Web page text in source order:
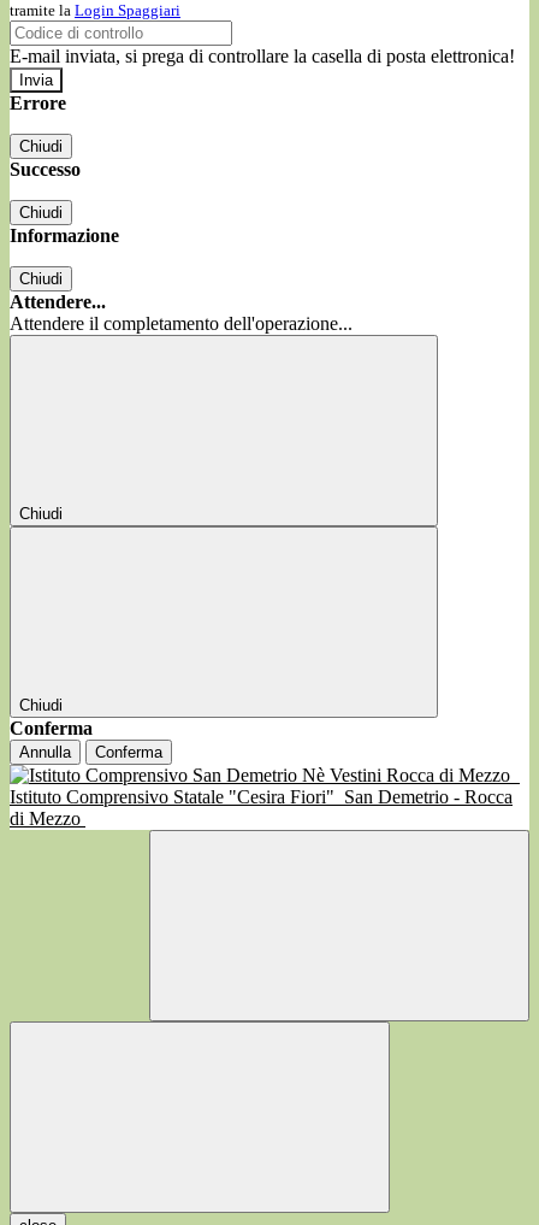
tramite la Login Spaggiari
E-mail inviata, si prega di controllare la casella di posta elettronica!
Errore
Chiudi
Successo
Chiudi
Informazione
Chiudi
Attendere...
Attendere il completamento dell'operazione...
Chiudi
Chiudi
Conferma
Annulla Conferma
Istituto Comprensivo Statale "Cesira Fiori" San Demetrio - Rocca
di Mezzo